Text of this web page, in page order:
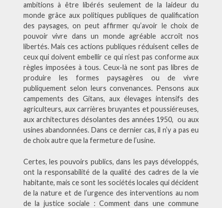
ambitions à être libérés seulement de la laideur du
monde grâce aux politiques publiques de qualification
des paysages, on peut affirmer qu’avoir le choix de
pouvoir vivre dans un monde agréable accroît nos
libertés. Mais ces actions publiques réduisent celles de
ceux qui doivent embellir ce qui n’est pas conforme aux
règles imposées à tous. Ceux-là ne sont pas libres de
produire les formes paysagères ou de vivre
publiquement selon leurs convenances. Pensons aux
campements des Gitans, aux élevages intensifs des
agriculteurs, aux carrières bruyantes et poussiéreuses,
aux architectures désolantes des années 1950, ou aux
usines abandonnées. Dans ce dernier cas, il n’y a pas eu
de choix autre que la fermeture de l’usine.
Certes, les pouvoirs publics, dans les pays développés,
ont la responsabilité de la qualité des cadres de la vie
habitante, mais ce sont les sociétés locales qui décident
de la nature et de l’urgence des interventions au nom
de la justice sociale : Comment dans une commune